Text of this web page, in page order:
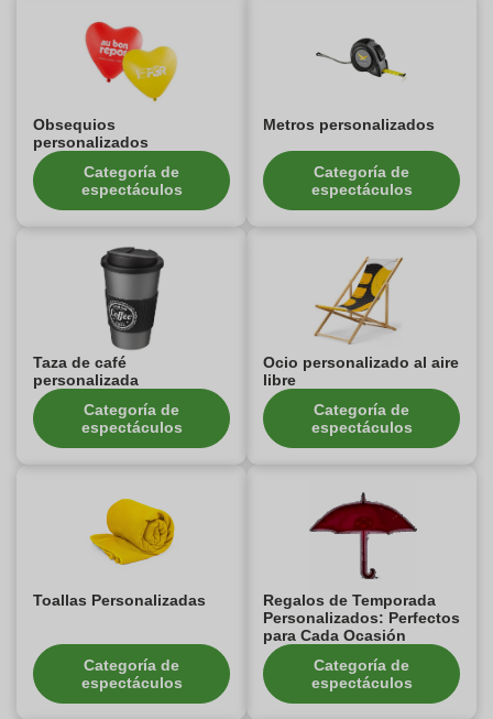
Obsequios
personalizados
Categoría de
espectáculos
Metros personalizados
Categoría de
espectáculos
Taza de café
personalizada
Categoría de
espectáculos
Ocio personalizado al aire
libre
Categoría de
espectáculos
Toallas Personalizadas
Categoría de
espectáculos
Regalos de Temporada
Personalizados: Perfectos
para Cada Ocasión
Categoría de
espectáculos